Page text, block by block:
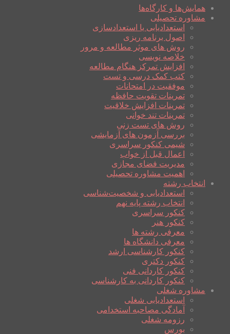
همایش‌ها و کارگاه‌ها
مشاوره تحصیلی
استعدادیابی یا استعدادسازی
اصول برنامه ریزی
روش های موثر مطالعه و مرور
خلاصه نویسی
افزایش تمرکز هنگام مطالعه
کتب کمک درسی و تست
موفقیت در امتحانات
تمرینات تقویت حافظه
تمرینات افزایش خلاقیت
تمرینات تند خوانی
روش های تست زنی
بررسی آزمون های آزمایشی
شیمی کنکور سراسری
اعمال قبل از خواب
مدیریت فضای مجازی
اهمیت مشاوره تحصیلی
انتخاب رشته
استعدادیابی و شخصیت‌شناسی
انتخاب رشته پایه نهم
کنکور سراسری
کنکور هنر
معرفی رشته ها
معرفی دانشگاه ها
کنکور کارشناسی ارشد
کنکور دکتری
کنکور کاردانی فنی
کنکور کاردانی به کارشناسی
مشاوره شغلی
استعدادیابی شغلی
آمادگی مصاحبه استخدامی
رزومه شغلی
بورس